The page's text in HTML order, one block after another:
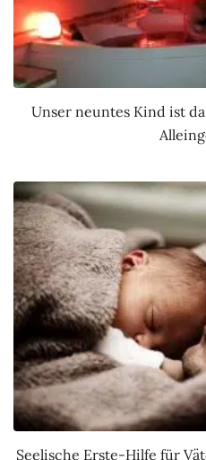
Unser neuntes Kind ist
Seelische Erste-Hilfe für